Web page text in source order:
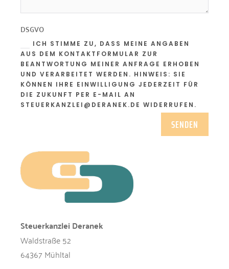
DSGVO
ICH STIMME ZU, DASS MEINE ANGABEN
AUS DEM KONTAKTFORMULAR ZUR
BEANTWORTUNG MEINER ANFRAGE ERHOBEN
UND VERARBEITET WERDEN. HINWEIS: SIE
KÖNNEN IHRE EINWILLIGUNG JEDERZEIT FÜR
DIE ZUKUNFT PER E-MAIL AN
STEUERKANZLEI@DERANEK.DE WIDERRUFEN.
SENDEN
Steuerkanzlei Deranek
Waldstraße 52
64367 Mühltal